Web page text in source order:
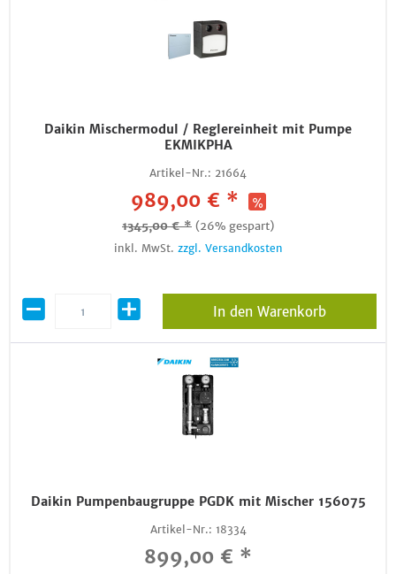
Daikin Mischermodul / Reglereinheit mit Pumpe
EKMIKPHA
Artikel-Nr.: 21664
989,00 € *
1345,00 € * (26% gespart)
inkl. MwSt. zzgl. Versandkosten
In den Warenkorb
Daikin Pumpenbaugruppe PGDK mit Mischer 156075
Artikel-Nr.: 18334
899,00 € *